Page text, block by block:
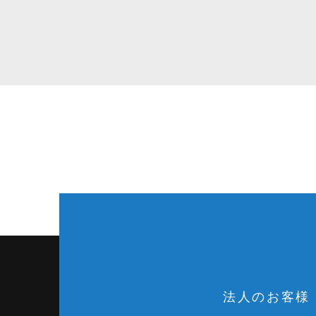
法人のお客様